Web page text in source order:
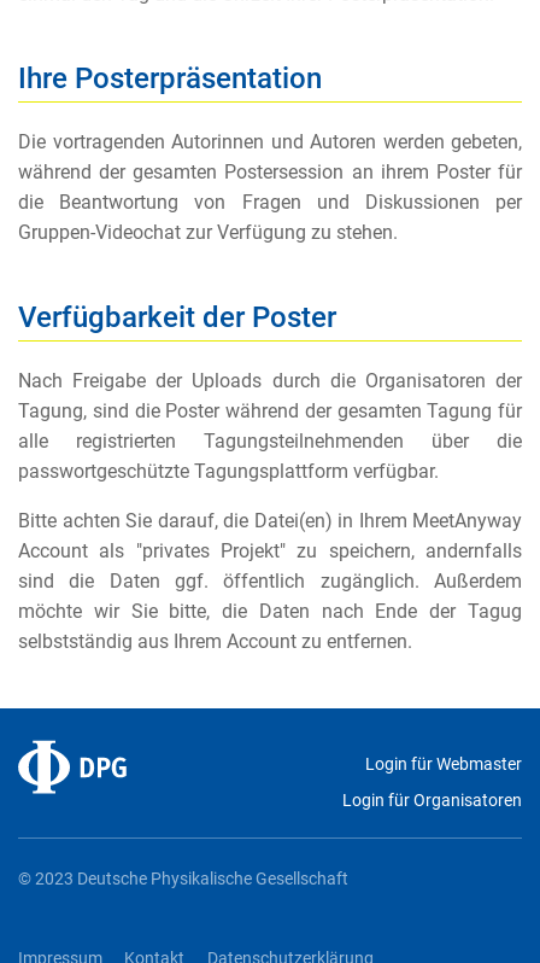
Ihre Posterpräsentation
Die vortragenden Autorinnen und Autoren werden gebeten,
während der gesamten Postersession an ihrem Poster für
die Beantwortung von Fragen und Diskussionen per
Gruppen-Videochat zur Verfügung zu stehen.
Verfügbarkeit der Poster
Nach Freigabe der Uploads durch die Organisatoren der
Tagung, sind die Poster während der gesamten Tagung für
alle registrierten Tagungsteilnehmenden über die
passwortgeschützte Tagungsplattform verfügbar.
Bitte achten Sie darauf, die Datei(en) in Ihrem MeetAnyway
Account als "privates Projekt" zu speichern, andernfalls
sind die Daten ggf. öffentlich zugänglich. Außerdem
möchte wir Sie bitte, die Daten nach Ende der Tagug
selbstständig aus Ihrem Account zu entfernen.
Login für Webmaster
Login für Organisatoren
© 2023 Deutsche Physikalische Gesellschaft
Impressum Kontakt Datenschutzerklärung